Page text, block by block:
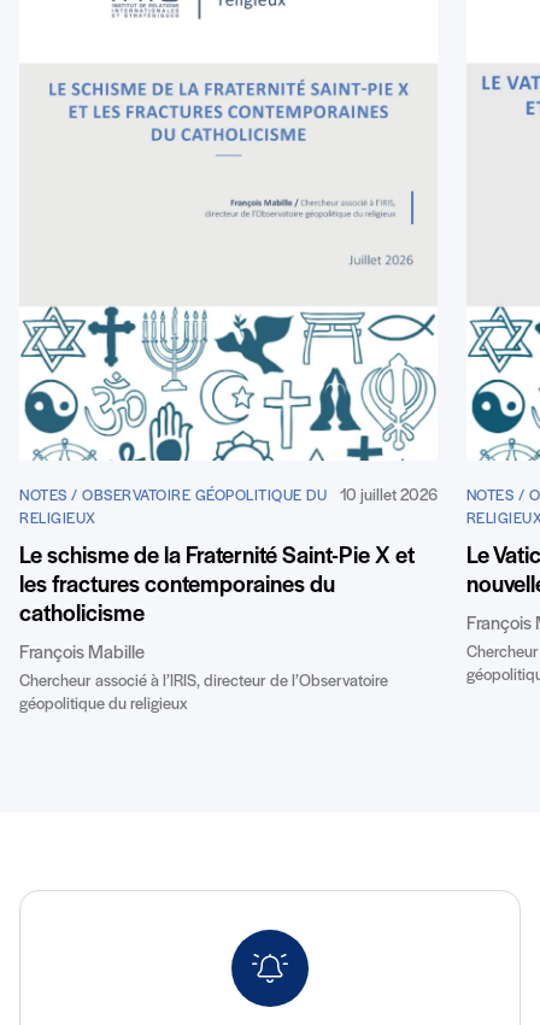
NOTES / OBSERVATOIRE GÉOPOLITIQUE DU
RELIGIEUX
10 juillet 2026
Le schisme de la Fraternité Saint-Pie X et
les fractures contemporaines du
catholicisme
François Mabille
Chercheur associé à l’IRIS, directeur de l’Observatoire
géopolitique du religieux
NOTES /
Le
François